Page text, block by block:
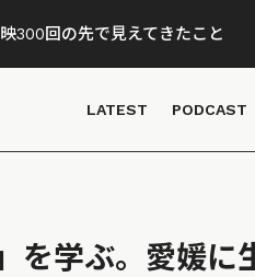
300回の先で見えてきたこと
LATEST PODCAST
を学ぶ。愛媛に